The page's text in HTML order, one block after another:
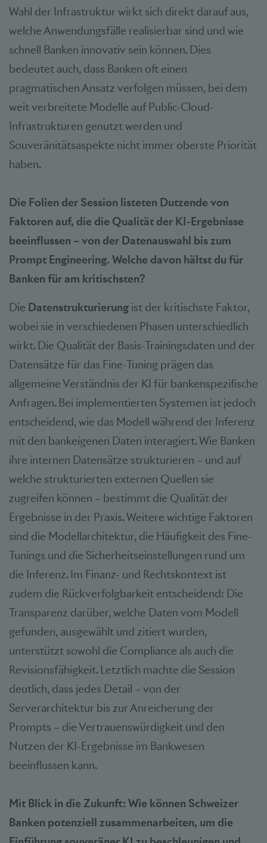
Wahl der Infrastruktur wirkt sich direkt darauf aus,
welche Anwendungsfälle realisierbar sind und wie
schnell Banken innovativ sein können. Dies
bedeutet auch, dass Banken oft einen
pragmatischen Ansatz verfolgen müssen, bei dem
weit verbreitete Modelle auf Public-Cloud-
Infrastrukturen genutzt werden und
Souveränitätsaspekte nicht immer oberste Priorität
haben.
Die Folien der Session listeten Dutzende von
Faktoren auf, die die Qualität der KI-Ergebnisse
beeinflussen – von der Datenauswahl bis zum
Prompt Engineering. Welche davon hältst du für
Banken für am kritischsten?
Die Datenstrukturierung ist der kritischste Faktor,
wobei sie in verschiedenen Phasen unterschiedlich
wirkt. Die Qualität der Basis-Trainingsdaten und der
Datensätze für das Fine-Tuning prägen das
allgemeine Verständnis der KI für bankenspezifische
Anfragen. Bei implementierten Systemen ist jedoch
entscheidend, wie das Modell während der Inferenz
mit den bankeigenen Daten interagiert. Wie Banken
ihre internen Datensätze strukturieren – und auf
welche strukturierten externen Quellen sie
zugreifen können – bestimmt die Qualität der
Ergebnisse in der Praxis. Weitere wichtige Faktoren
sind die Modellarchitektur, die Häufigkeit des Fine-
Tunings und die Sicherheitseinstellungen rund um
die Inferenz. Im Finanz- und Rechtskontext ist
zudem die Rückverfolgbarkeit entscheidend: Die
Transparenz darüber, welche Daten vom Modell
gefunden, ausgewählt und zitiert wurden,
unterstützt sowohl die Compliance als auch die
Revisionsfähigkeit. Letztlich machte die Session
deutlich, dass jedes Detail – von der
Serverarchitektur bis zur Anreicherung der
Prompts – die Vertrauenswürdigkeit und den
Nutzen der KI-Ergebnisse im Bankwesen
beeinflussen kann.
Mit Blick in die Zukunft: Wie können Schweizer
Banken potenziell zusammenarbeiten, um die